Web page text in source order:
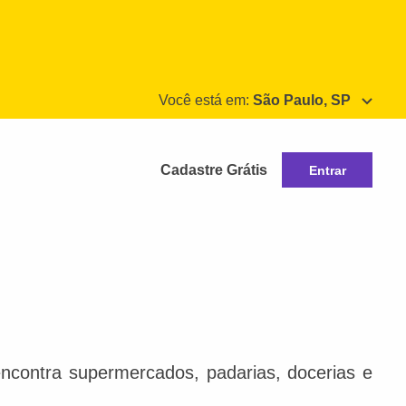
Você está em: São Paulo, SP
Cadastre Grátis Entrar
supermercados, padarias, docerias e